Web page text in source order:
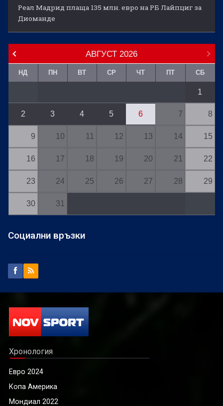
Реал Мадрид плаща 135 млн. евро на РБ Лайпциг за
Диоманде
АВГУСТ 2026
НД ПН ВТ СР ЧТ ПТ СБ
1
2 3 4 5 6 7 8
9 10 11 12 13 14 15
16 17 18 19 20 21 22
23 24 25 26 27 28 29
30 31
Социални връзки
Хронология
Евро 2024
Копа Америка
Мондиал 2022